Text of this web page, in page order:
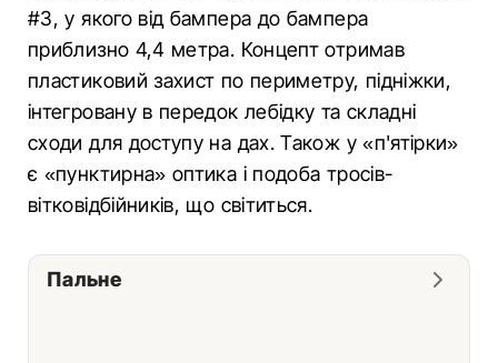
#3, у якого від бампера до бампера
приблизно 4,4 метра. Концепт отримав
пластиковий захист по периметру, підніжки,
інтегровану в передок лебідку та складні
сходи для доступу на дах. Також у «п'ятірки»
є «пунктирна» оптика і подоба тросів-
вітковідбійників, що світиться.
Пальне